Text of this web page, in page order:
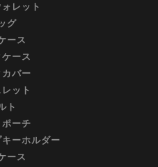
レット
グ
ース
ケース
バー
ット
ト
ーチ
ーホルダー
ース